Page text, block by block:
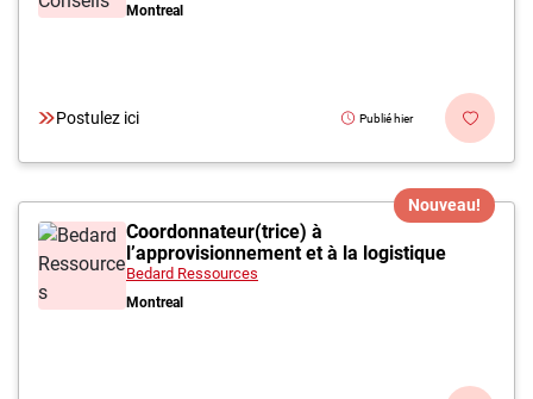
Montreal
Postulez ici Publié hier
Nouveau!
Coordonnateur(trice) à
l’approvisionnement et à la logistique
Bedard Ressources
Montreal